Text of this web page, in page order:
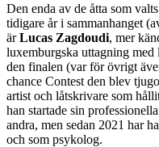
Den enda av de åtta som
tidigare år i sammanhanget
ärLucas Zagdoudi, mer
luxemburgska uttagning med
den finalen (var för övrigt
chance Contest den blev
artist och låtskrivare som
han startade sin
andra, men sedan 2021 har
och som psykolog.